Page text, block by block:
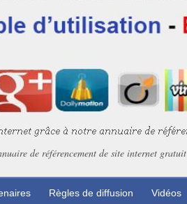
de référencement de site internet gratuit
Règles de diffusion Vidéos